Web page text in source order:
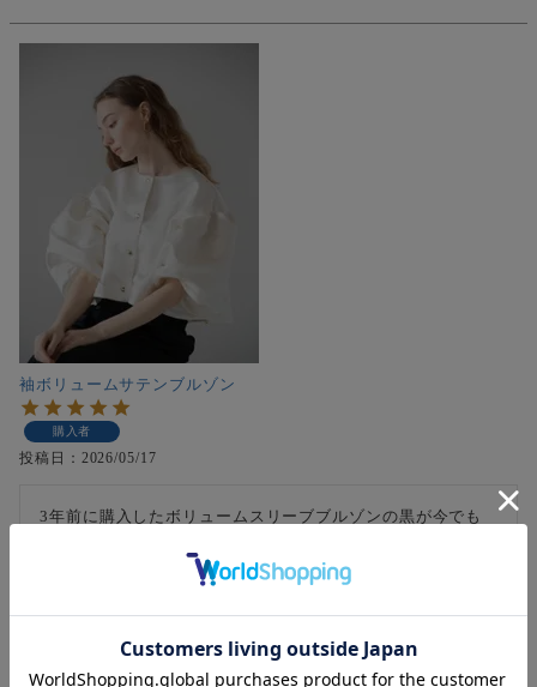
袖ボリュームサテンブルゾン
購入者
投稿日 2026/05/17
3年前に購入したボリュームスリーブブルゾンの黒が今でも
可愛い！今期は欲しいものがいっぱいだけど買って良かった